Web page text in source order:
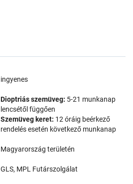
ingyenes
Dioptriás szemüveg: 5-21 munkanap
lencsétől függően
Szemüveg keret: 12 óráig beérkező
rendelés esetén következő munkanap
Magyarország területén
GLS, MPL Futárszolgálat